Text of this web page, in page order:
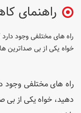
راهنمای
راه های مختلفی وجود
خواه یکی از بی صداترین
راه های مختلفی وجود
دهید، خواه یکی از بی